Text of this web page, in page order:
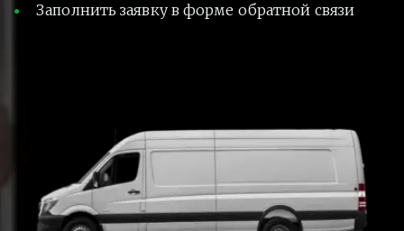
Заполнить заявку в форме обратной связи